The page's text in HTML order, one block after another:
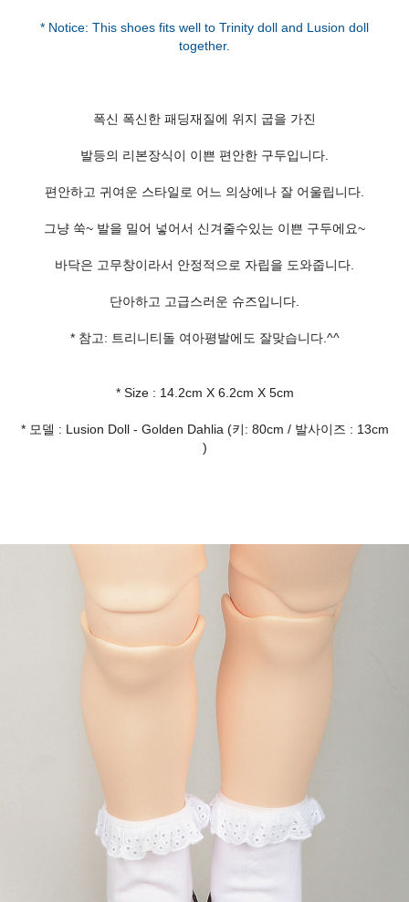
* Notice: This shoes fits well to Trinity doll and Lusion doll
폭신 폭신한 패딩재질에 위지 굽을 가진
발등의 리본장식이 이쁜 편안한 구두입니다.
편안하고 귀여운 스타일로 어느 의상에나 잘 어울립니다.
그냥 쑥~ 발을 밀어 넣어서 신겨줄수있는 이쁜 구두에요~
바닥은 고무창이라서 안정적으로 자립을 도와줍니다.
단아하고 고급스러운 슈즈입니다.
* 참고: 트리니티돌 여아평발에도 잘맞습니다.^^
* Size : 14.2cm X 6.2cm X 5cm
* 모델 : Lusion Doll - Golden Dahlia (키: 80cm / 발사이즈 : 13cm
)